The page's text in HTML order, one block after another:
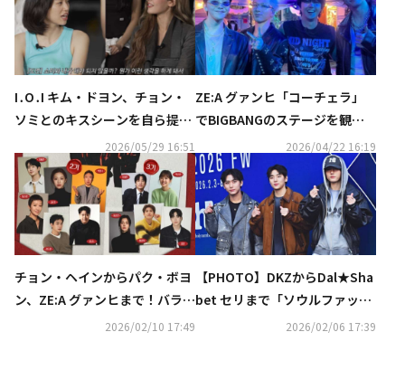
I․O․I キム・ドヨン、チョン・
ソミとのキスシーンを自ら提案
「元々ビンタをする予定だっ
た」（動画あり）
2026/05/29 16:51
ZE:A グァンヒ「コーチェラ」
でBIGBANGのステージを観
覧…再会ショットが話題に（動
画あり）
2026/04/22 16:19
チョン・ヘインからパク・ボヨ
ン、ZE:A グァンヒまで！バラエ
ティ番組「マニト・クラブ」豪
2026/02/10 17:49
【PHOTO】DKZからDal★Sha
bet セリまで「ソウルファッシ
ョンウィーク」に出席2026/02/06 17:39